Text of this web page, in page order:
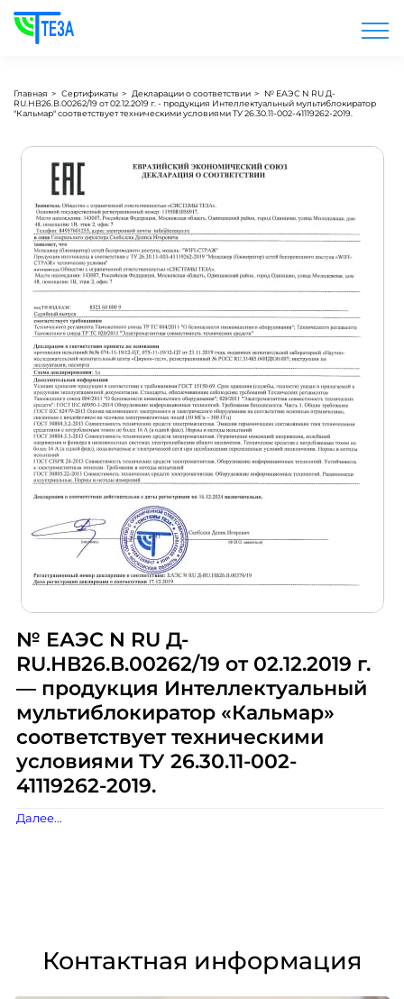
Главная > Сертификаты > Декларации о соответствии >
№ ЕАЭС N RU Д-
RU.НВ26.В.00262/19 от 02.12.2019 г. - продукция Интеллектуальный мультиблокиратор
"Кальмар" соответствует техническими условиями ТУ 26.30.11-002-41119262-2019.
№ ЕАЭС N RU Д-
RU.НВ26.В.00262/19 от 02.12.2019 г.
— продукция Интеллектуальный
мультиблокиратор «Кальмар»
соответствует техническими
условиями ТУ 26.30.11-002-
41119262-2019.
Контактная информация